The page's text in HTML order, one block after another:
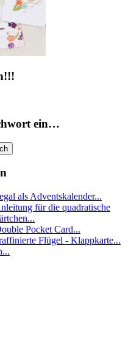
ein…
als Adventskalender...
für die quadratische
Pocket Card...
Flügel - Klappkarte...